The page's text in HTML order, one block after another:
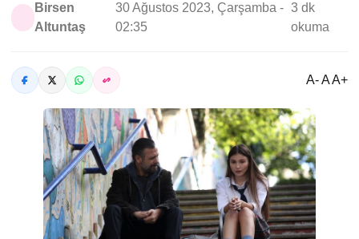
Birsen
Altuntaş
30 Ağustos 2023, Çarşamba -
02:35
3 dk
okuma
A- A A+